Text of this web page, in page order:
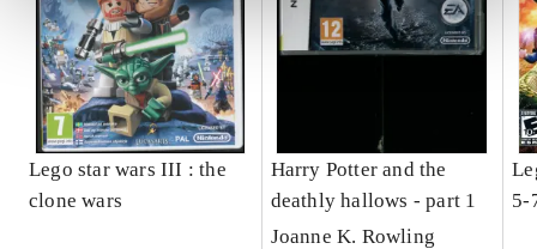
Lego star wars III : the
clone wars
Harry Potter and the
deathly hallows - part 1
Joanne K. Rowling
5-